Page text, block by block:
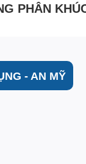
PHÂN
- AN MỸ